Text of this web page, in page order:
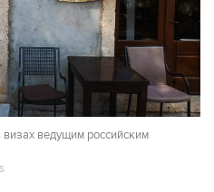
ведущим российским